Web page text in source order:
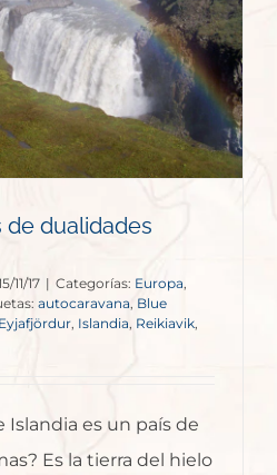
de dualidades
11/17 | Categorías: Europa,
autocaravana, Blue
Eyjafjördur, Islandia, Reikiavik,
Islandia es un país de
Es la tierra del hielo